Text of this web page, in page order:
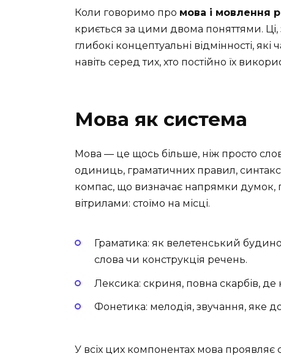
Коли говоримо про мова і мовлення
криється за цими двома поняттями. Ці,
глибокі концептуальні відмінності,
навіть серед тих, хто постійно їх
Мова як система
Мова — це щось більше, ніж просто
одиниць, граматичних правил,
компас, що визначає напрямки думок,
вітрилами: стоїмо на місці.
Граматика: як велетенський
слова чи конструкція речень.
Лексика: скриня, повна скарбів, де
Фонетика: мелодія, звучання, яке
У всіх цих компонентах мова проявляє